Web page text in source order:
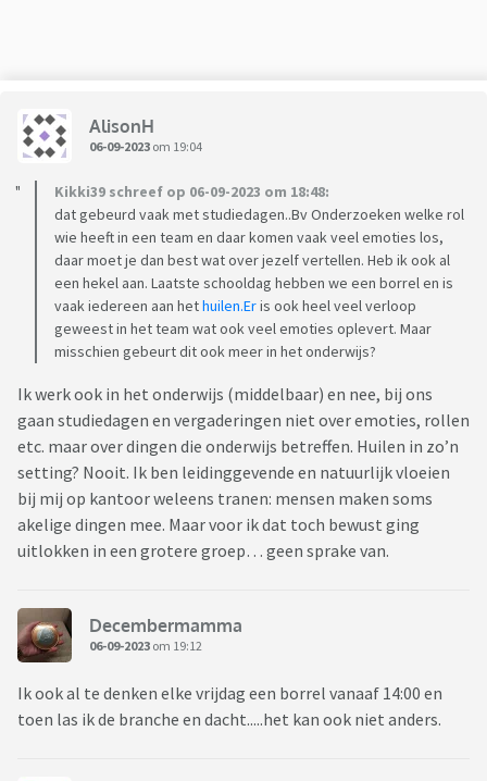
AlisonH
06-09-2023 om 19:04
Kikki39 schreef op 06-09-2023 om 18:48:
dat gebeurd vaak met studiedagen..Bv Onderzoeken welke rol
wie heeft in een team en daar komen vaak veel emoties los,
daar moet je dan best wat over jezelf vertellen. Heb ik ook al
een hekel aan. Laatste schooldag hebben we een borrel en is
vaak iedereen aan hethuilen.Eris ook heel veel verloop
geweest in het team wat ook veel emoties oplevert. Maar
misschien gebeurt dit ook meer in het onderwijs?
Ik werk ook in het onderwijs (middelbaar) en nee, bij ons
gaan studiedagen en vergaderingen niet over emoties, rollen
etc. maar over dingen die onderwijs betreffen. Huilen in zo’n
setting? Nooit. Ik ben leidinggevende en natuurlijk vloeien
bij mij op kantoor weleens tranen: mensen maken soms
akelige dingen mee. Maar voor ik dat toch bewust ging
uitlokken in een grotere groep… geen sprake van.
Decembermamma
06-09-2023 om 19:12
Ik ook al te denken elke vrijdag een borrel vanaaf 14:00 en
toen las ik de branche en dacht.....het kan ook niet anders.